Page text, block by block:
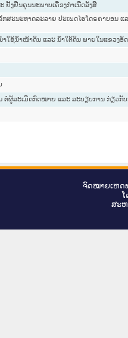
ຢັ້ງຢືນຄຸນນະພາບເຄື່ອງກຳເນີດລັງສີ
ສະນະທາດລະລາຍ ປະເພດໄຮໂດຣຄາບອນ ແ
ຳໃຊ້ນ້ຳໜ້າດິນ ແລະ ນ້ຳໃຕ້ດິນ ພາຍໃນແຂວງອັ
ຕໍ່ຜູ້ລະເມີດກົດໝາຍ ແລະ ລະບຽບການ ກ່ຽວກັ
ຈົດ​ໝາຍ​ເຫດ​
ສະ​ຫ